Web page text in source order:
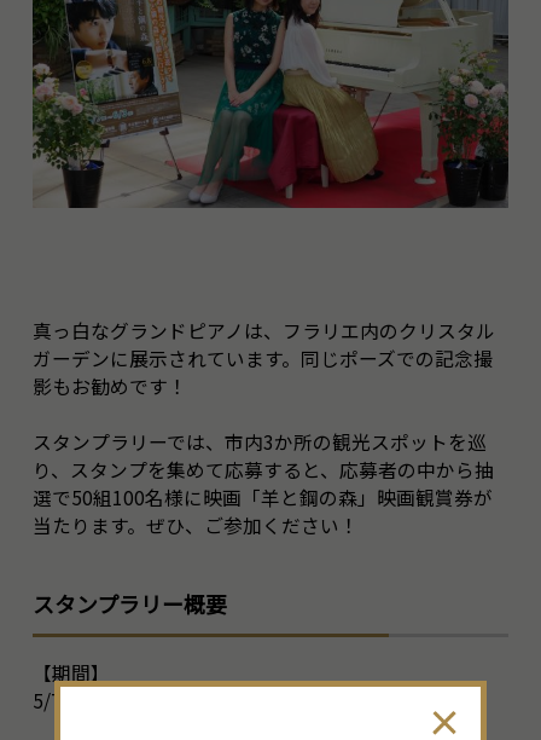
真っ白なグランドピアノは、フラリエ内のクリスタル
ガーデンに展示されています。同じポーズでの記念撮
影もお勧めです！
スタンプラリーでは、市内3か所の観光スポットを巡
り、スタンプを集めて応募すると、応募者の中から抽
選で50組100名様に映画「羊と鋼の森」映画観賞券が
当たります。ぜひ、ご参加ください！
スタンプラリー概要
【期間】
5/7(月)～6/3(日) ※当日消印有効